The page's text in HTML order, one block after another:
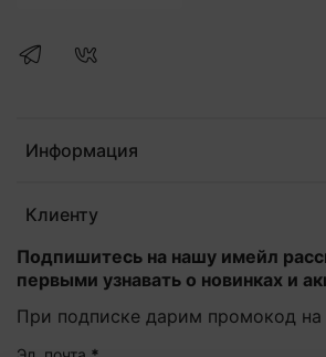
Информация
Клиенту
Подпишитесь на нашу имейл
первыми узнавать о новинках и
При подписке дарим промокод на